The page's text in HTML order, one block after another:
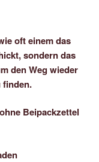
oft einem das
sondern das
den Weg wieder
finden.
Beipackzettel